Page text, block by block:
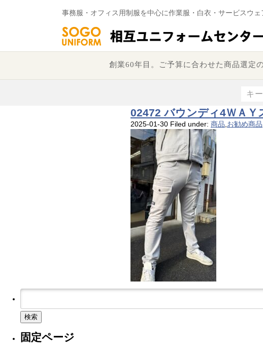
事務服・オフィス用制服を中心に作業服・白衣・サービスウ
創業60年目。ご予算に合わせた商品選定
02472 バウンディ4ＷＡ
2025-01-30 Filed under: 商品 お勧め商品
検
固定ページ